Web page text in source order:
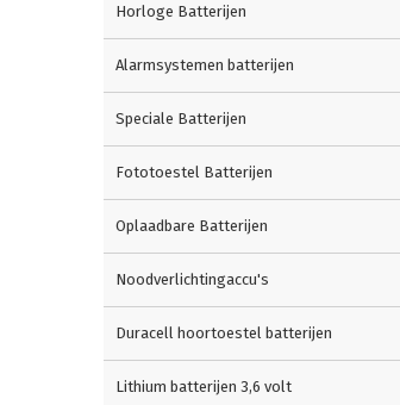
Horloge Batterijen
Alarmsystemen batterijen
Speciale Batterijen
Fototoestel Batterijen
Oplaadbare Batterijen
Noodverlichtingaccu's
Duracell hoortoestel batterijen
Lithium batterijen 3,6 volt